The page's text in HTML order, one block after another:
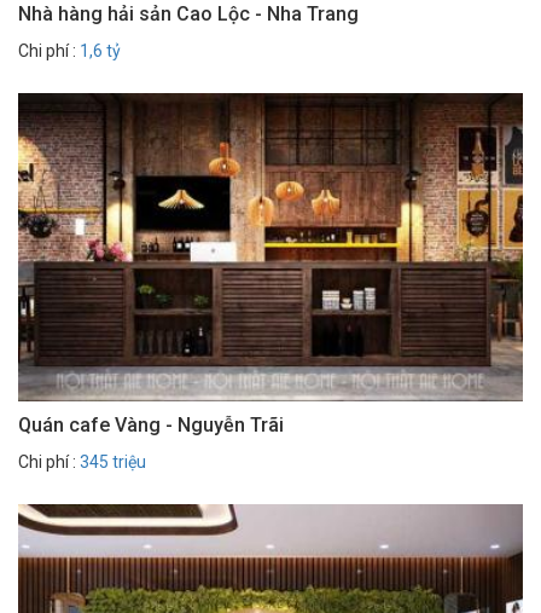
Nhà hàng hải sản Cao Lộc - Nha Trang
Chi phí : 1,6 tỷ
Quán cafe Vàng - Nguyễn Trãi
Chi phí : 345 triệu